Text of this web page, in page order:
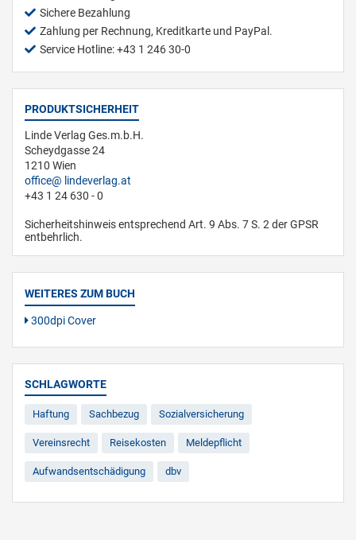
Sichere Bezahlung
Zahlung per Rechnung, Kreditkarte und PayPal.
Service Hotline: +43 1 246 30-0
PRODUKTSICHERHEIT
Linde Verlag Ges.m.b.H.
Scheydgasse 24
1210 Wien
office
lindeverlag.at
+43 1 24 630 - 0
Sicherheitshinweis entsprechend Art. 9 Abs. 7 S. 2 der GPSR
entbehrlich.
WEITERES ZUM BUCH
300dpi Cover
SCHLAGWORTE
Haftung Sachbezug Sozialversicherung
Vereinsrecht Reisekosten Meldepflicht
Aufwandsentschädigung dbv